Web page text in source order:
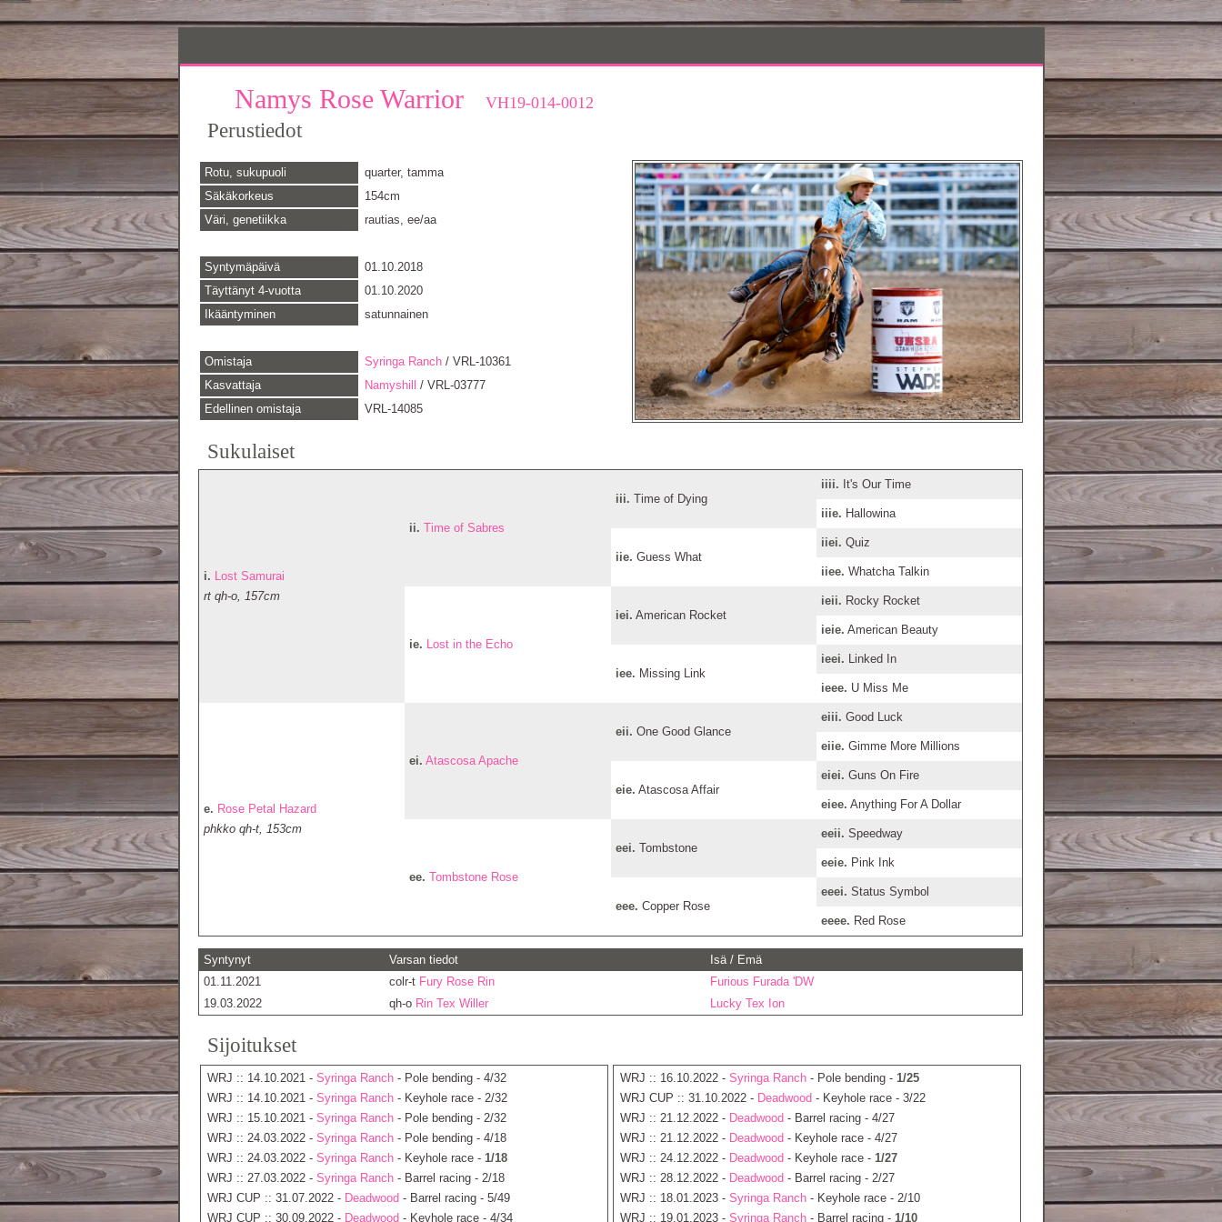
Namys Rose Warrior VH19-014-0012
Perustiedot
Rotu, sukupuoli
quarter, tamma
Säkäkorkeus
154cm
Väri, genetiikka
rautias, ee/aa
Syntymäpäivä
01.10.2018
Täyttänyt 4-vuotta
01.10.2020
Ikääntyminen
satunnainen
Omistaja Syringa Ranch/ VRL-10361
Kasvattaja
Namyshill
/ VRL-03777
Edellinen omistaja
VRL-14085
Sukulaiset
i. Lost Samurai
rt qh-o, 157cm
ii. Time of Sabres
iii. Time of Dying
iiii. It's Our Time
iiie. Hallowina
iie. Guess What
iiei. Quiz
iiee. Whatcha Talkin
ie. Lost in the Echo
iei. American Rocket
ieii. Rocky Rocket
ieie. American Beauty
iee. Missing Link
ieei. Linked In
ieee. U Miss Me
e. Rose Petal Hazard
phkko qh-t, 153cm
ei. Atascosa Apache
eii. One Good Glance
eiii. Good Luck
eiie. Gimme More Millions
eie. Atascosa Affair
eiei. Guns On Fire
eiee. Anything For A Dollar
ee. Tombstone Rose
eei. Tombstone
eeii. Speedway
eeie. Pink Ink
eee. Copper Rose
eeei. Status Symbol
eeee. Red Rose
Syntynyt Varsan tiedot
Isä / Emä
01.11.2021
colr-t Fury Rose Rin
Furious Furada 'DW
19.03.2022
qh-o Rin Tex Willer Lucky Tex Ion
Sijoitukset
WRJ :: 14.10.2021 - Syringa Ranch- Pole bending - 4/32
WRJ :: 14.10.2021 - Syringa Ranch- Keyhole race - 2/32
WRJ :: 15.10.2021 - Syringa Ranch- Pole bending - 2/32
WRJ :: 24.03.2022 - Syringa Ranch- Pole bending - 4/18
WRJ :: 24.03.2022 - Syringa Ranch- Keyhole race - 1/18
WRJ :: 27.03.2022 - Syringa Ranch- Barrel racing - 2/18
WRJ CUP :: 31.07.2022 - Deadwood - Barrel racing - 5/49
WRJ CUP :: 30.09.2022 - Deadwood - Keyhole race - 4/34
WRJ :: 16.10.2022 - Syringa Ranch- Pole bending - 1/25
WRJ CUP :: 31.10.2022 - Deadwood - Keyhole race - 3/22
WRJ :: 21.12.2022 - Deadwood - Barrel racing - 4/27
WRJ :: 21.12.2022 - Deadwood - Keyhole race - 4/27
WRJ :: 24.12.2022 - Deadwood - Keyhole race - 1/27
WRJ :: 28.12.2022 - Deadwood - Barrel racing - 2/27
WRJ :: 18.01.2023 - Syringa Ranch- Keyhole race - 2/10
WRJ :: 19.01.2023 - Syringa Ranch- Barrel racing - 1/10